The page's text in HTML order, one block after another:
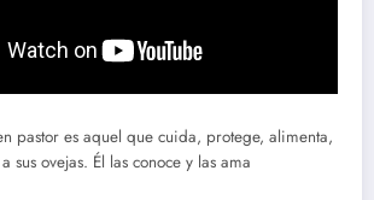
pastor es aquel que cuida, protege, alimenta,
sus ovejas. Él las conoce y las ama